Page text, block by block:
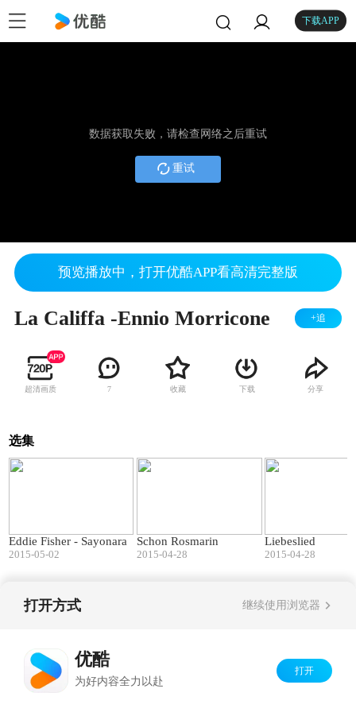
下载APP
数据获取失败，请检查网络之后重试
重试
预览播放中，打开优酷APP看高清完整版
La Califfa -Ennio Morricone +追
超清画质 7 收藏 下载 分享
选集
Eddie Fisher - Sayonara
2015-05-02
Schon Rosmarin
2015-04-28
Liebeslied
2015-04-28
打开方式 继续使用浏览器
优酷
为好内容全力以赴
打开